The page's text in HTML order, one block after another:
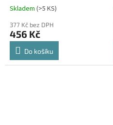
Skladem (>5 KS)
377 Kč bez DPH
456 Kč
Do košíku